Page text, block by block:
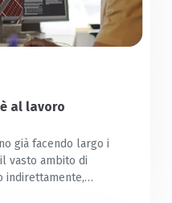
al lavoro
già facendo largo i
vasto ambito di
indirettamente,
di uno sviluppo